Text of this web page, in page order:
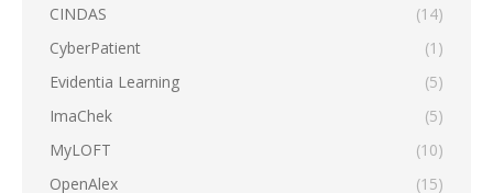
CINDAS
(14)
CyberPatient
(1)
Evidentia Learning
(5)
ImaChek
(5)
MyLOFT
(10)
OpenAlex
(15)